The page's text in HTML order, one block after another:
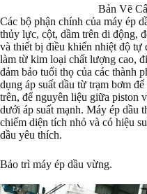
Bản Vẽ
Các bộ phận chính của máy ép
thủy lực, cột, dầm trên di động,
và thiết bị điều khiển nhiệt độ tự
làm từ kim loại chất lượng cao,
đảm bảo tuổi thọ của các thành
dụng áp suất dầu từ trạm bơm
trên, để nguyên liệu giữa piston
dưới áp suất mạnh. Máy ép dầu
chiếm diện tích nhỏ và có hiệu
dầu yêu thích.
Bảo trì máy ép dầu vừng.